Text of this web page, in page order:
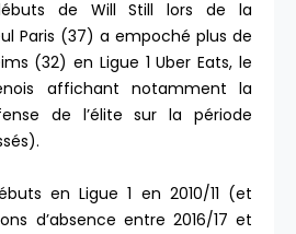
de Will Still lors de la
Paris (37) a empoché plus de
(32) en Ligue 1 Uber Eats, le
affichant notamment la
de l’élite sur la période
en Ligue 1 en 2010/11 (et
d’absence entre 2016/17 et